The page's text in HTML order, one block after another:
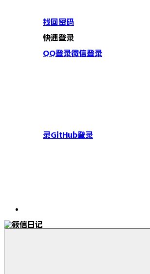
找回密码
快速登录
QQ登录微信登录
录GitHub登录